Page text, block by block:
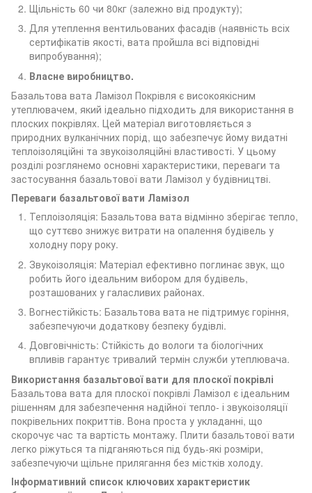
Щільність 60 чи 80кг (залежно від продукту);
Для утеплення вентильованих фасадів (наявність всіх
сертифікатів якості, вата пройшла всі відповідні
випробування);
Власне виробництво.
Базальтова вата Ламізол Покрівля є високоякісним
утеплювачем, який ідеально підходить для використання в
плоских покрівлях. Цей матеріал виготовляється з
природних вулканічних порід, що забезпечує йому видатні
теплоізоляційні та звукоізоляційні властивості. У цьому
розділі розглянемо основні характеристики, переваги та
застосування базальтової вати Ламізол у будівництві.
Переваги базальтової вати Ламізол
Теплоізоляція: Базальтова вата відмінно зберігає тепло,
що суттєво знижує витрати на опалення будівель у
холодну пору року.
Звукоізоляція: Матеріал ефективно поглинає звук, що
робить його ідеальним вибором для будівель,
розташованих у галасливих районах.
Вогнестійкість: Базальтова вата не підтримує горіння,
забезпечуючи додаткову безпеку будівлі.
Довговічність: Стійкість до вологи та біологічних
впливів гарантує тривалий термін служби утеплювача.
Використання базальтової вати для плоскої покрівлі
Базальтова вата для плоскої покрівлі Ламізол є ідеальним
рішенням для забезпечення надійної тепло- і звукоізоляції
покрівельних покриттів. Вона проста у укладанні, що
скорочує час та вартість монтажу. Плити базальтової вати
легко ріжуться та підганяються під будь-які розміри,
забезпечуючи щільне прилягання без містків холоду.
Інформативний список ключових характеристик